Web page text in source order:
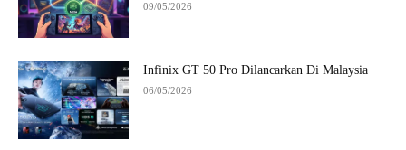
09/05/2026
Infinix GT 50 Pro Dilancarkan Di Malaysia
06/05/2026